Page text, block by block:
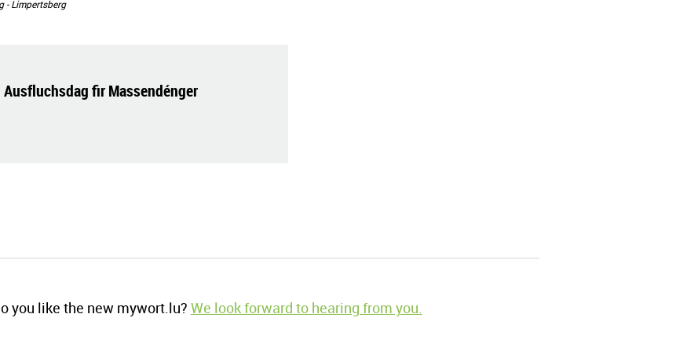
- Limpertsberg
fir Massendénger
you like the new mywort.lu? We look forward to hearing from you.